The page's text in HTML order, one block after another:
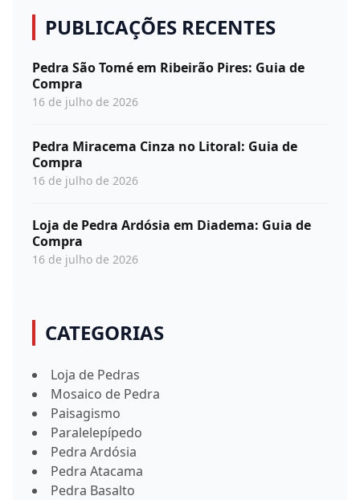
PUBLICAÇÕES RECENTES
Pedra São Tomé em Ribeirão Pires: Guia de
Compra
16 de julho de 2026
Pedra Miracema Cinza no Litoral: Guia de
Compra
16 de julho de 2026
Loja de Pedra Ardósia em Diadema: Guia de
Compra
16 de julho de 2026
CATEGORIAS
Loja de Pedras
Mosaico de Pedra
Paisagismo
Paralelepípedo
Pedra Ardósia
Pedra Atacama
Pedra Basalto